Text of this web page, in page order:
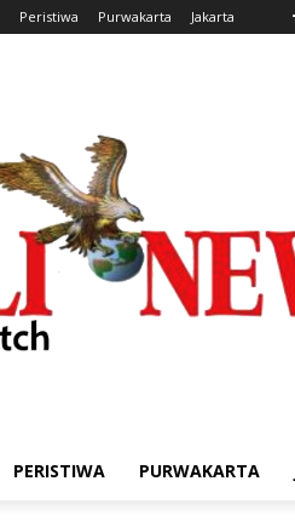
Peristiwa Purwakarta Jakarta
PERISTIWA PURWAKARTA